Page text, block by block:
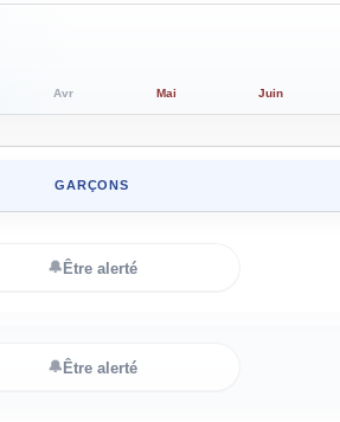
Avr Mai Juin
GARÇONS
🔔Être alerté
🔔Être alerté